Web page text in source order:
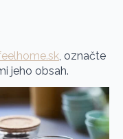
, označte
jeho obsah.